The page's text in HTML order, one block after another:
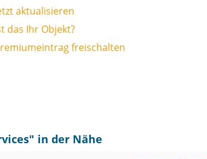
aktualisieren
das Ihr Objekt?
freischalten
" in der Nähe